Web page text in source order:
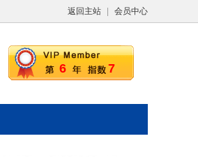
返回主站 会员中心
6 7